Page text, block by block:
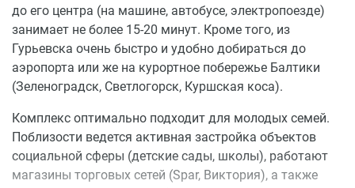
до его центра (на машине, автобусе, электропоезде)
занимает не более 15-20 минут. Кроме того, из
Гурьевска очень быстро и удобно добираться до
аэропорта или же на курортное побережье Балтики
(Зеленоградск, Светлогорск, Куршская коса).
Комплекс оптимально подходит для молодых семей.
Поблизости ведется активная застройка объектов
социальной сферы (детские сады, школы), работают
магазины торговых сетей (Spar, Виктория), а также